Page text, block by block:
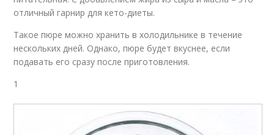
отличный гарнир для кето-диеты.
Такое пюре можно хранить в холодильнике в течение
нескольких дней. Однако, пюре будет вкуснее, если
подавать его сразу после приготовления.
1